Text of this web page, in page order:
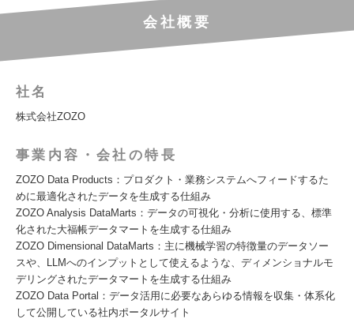
会社概要
社名
株式会社ZOZO
事業内容・会社の特長
ZOZO Data Products：プロダクト・業務システムへフィードするた
めに最適化されたデータを生成する仕組み
ZOZO Analysis DataMarts：データの可視化・分析に使用する、標準
化された大福帳データマートを生成する仕組み
ZOZO Dimensional DataMarts：主に機械学習の特徴量のデータソー
スや、LLMへのインプットとして使えるような、ディメンショナルモ
デリングされたデータマートを生成する仕組み
ZOZO Data Portal：データ活用に必要なあらゆる情報を収集・体系化
して公開している社内ポータルサイト